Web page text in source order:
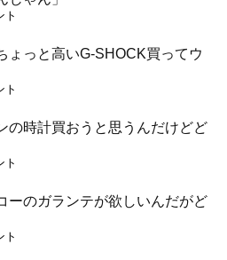
ト
ょっと高いG-SHOCK買ってウ
ト
の時計買おうと思うんだけどど
ト
ーのガランテが欲しいんだがど
ト